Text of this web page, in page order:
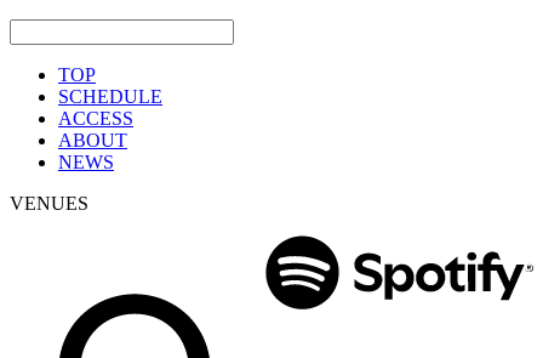
TOP
SCHEDULE
ACCESS
ABOUT
NEWS
VENUES